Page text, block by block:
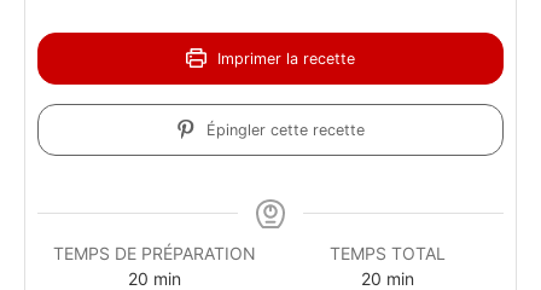
Imprimer la recette
Épingler cette recette
TEMPS DE PRÉPARATION
20 min
TEMPS TOTAL
20 min